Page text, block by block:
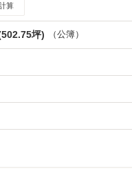
算
坪) （公簿）